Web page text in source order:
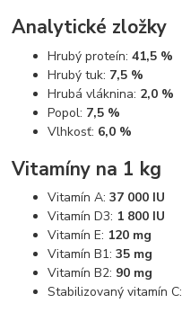
Analytické zložky
Hrubý proteín:41,5 %
Hrubý tuk: 7,5 %
Hrubá vláknina: 2,0 %
Popol: 7,5 %
Vlhkosť: 6,0 %
Vitamíny na 1 kg
Vitamín A:37 000 IU
Vitamín D3: 1 800 IU
Vitamín E: 120 mg
Vitamín B1:35 mg
Vitamín B2: 90 mg
Stabilizovaný vitamín C: